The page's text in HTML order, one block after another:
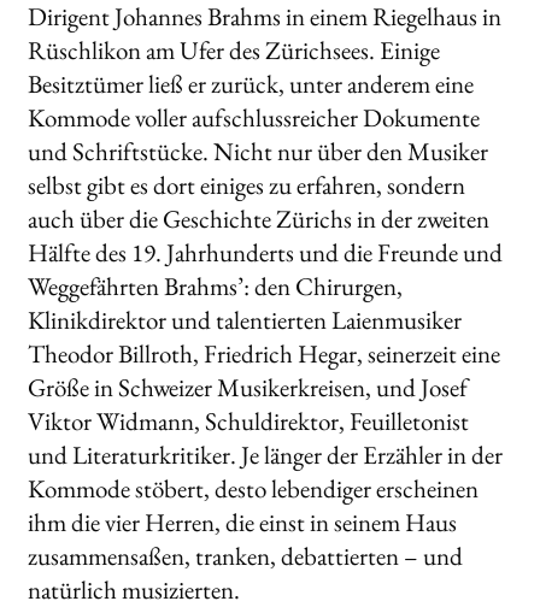
Dirigent Johannes Brahms in einem Riegelhaus in
Rüschlikon am Ufer des Zürichsees. Einige
Besitztümer ließ er zurück, unter anderem eine
Kommode voller aufschlussreicher Dokumente
und Schriftstücke. Nicht nur über den Musiker
selbst gibt es dort einiges zu erfahren, sondern
auch über die Geschichte Zürichs in der zweiten
Hälfte des 19. Jahrhunderts und die Freunde und
Weggefährten Brahms’: den Chirurgen,
Klinikdirektor und talentierten Laienmusiker
Theodor Billroth, Friedrich Hegar, seinerzeit eine
Größe in Schweizer Musikerkreisen, und Josef
Viktor Widmann, Schuldirektor, Feuilletonist
und Literaturkritiker. Je länger der Erzähler in der
Kommode stöbert, desto lebendiger erscheinen
ihm die vier Herren, die einst in seinem Haus
zusammensaßen, tranken, debattierten – und
natürlich musizierten.